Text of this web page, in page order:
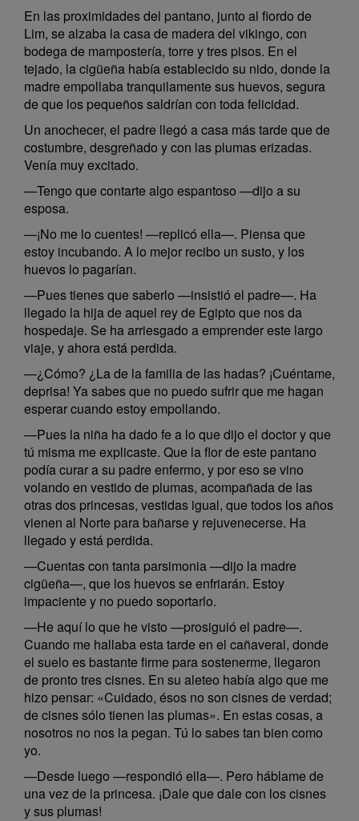
En las proximidades del pantano, junto al fiordo de
Lim, se alzaba la casa de madera del vikingo, con
bodega de mampostería, torre y tres pisos. En el
tejado, la cigüeña había establecido su nido, donde la
madre empollaba tranquilamente sus huevos, segura
de que los pequeños saldrían con toda felicidad.
Un anochecer, el padre llegó a casa más tarde que de
costumbre, desgreñado y con las plumas erizadas.
Venía muy excitado.
—Tengo que contarte algo espantoso —dijo a su
esposa.
—¡No me lo cuentes! —replicó ella—. Piensa que
estoy incubando. A lo mejor recibo un susto, y los
huevos lo pagarían.
—Pues tienes que saberlo —insistió el padre—. Ha
llegado la hija de aquel rey de Egipto que nos da
hospedaje. Se ha arriesgado a emprender este largo
viaje, y ahora está perdida.
—¿Cómo? ¿La de la familia de las hadas? ¡Cuéntame,
deprisa! Ya sabes que no puedo sufrir que me hagan
esperar cuando estoy empollando.
—Pues la niña ha dado fe a lo que dijo el doctor y que
tú misma me explicaste. Que la flor de este pantano
podía curar a su padre enfermo, y por eso se vino
volando en vestido de plumas, acompañada de las
otras dos princesas, vestidas igual, que todos los años
vienen al Norte para bañarse y rejuvenecerse. Ha
llegado y está perdida.
—Cuentas con tanta parsimonia —dijo la madre
cigüeña—, que los huevos se enfriarán. Estoy
impaciente y no puedo soportarlo.
—He aquí lo que he visto —prosiguió el padre—.
Cuando me hallaba esta tarde en el cañaveral, donde
el suelo es bastante firme para sostenerme, llegaron
de pronto tres cisnes. En su aleteo había algo que me
hizo pensar: «Cuidado, ésos no son cisnes de verdad;
de cisnes sólo tienen las plumas». En estas cosas, a
nosotros no nos la pegan. Tú lo sabes tan bien como
yo.
—Desde luego —respondió ella—. Pero háblame de
una vez de la princesa. ¡Dale que dale con los cisnes
y sus plumas!